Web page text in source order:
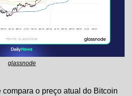
glassnode
o preço atual do Bitcoin